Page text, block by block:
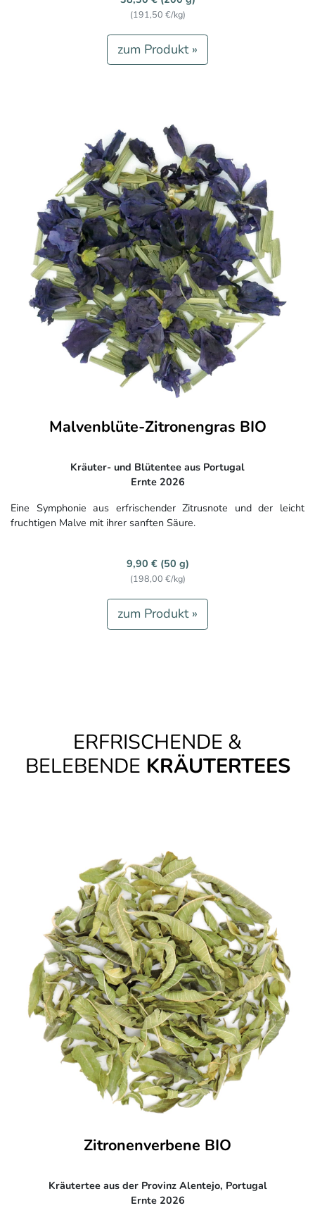
(191,50 €/kg)
zum Produkt »
Malvenblüte-Zitronengras BIO
Kräuter- und Blütentee aus Portugal
Ernte 2026
Eine Symphonie aus erfrischender Zitrusnote und der leicht
fruchtigen Malve mit ihrer sanften Säure.
9,90 € (50 g)
(198,00 €/kg)
zum Produkt »
ERFRISCHENDE &
BELEBENDE KRÄUTERTEES
Zitronenverbene BIO
Kräutertee aus der Provinz Alentejo, Portugal
Ernte 2026